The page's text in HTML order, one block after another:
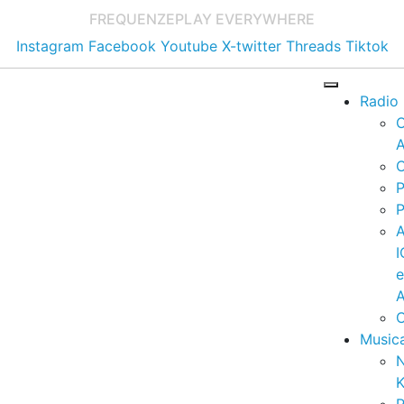
FREQUENZEPLAY EVERYWHERE
Instagram Facebook Youtube X-twitter Threads Tiktok
Radio
e